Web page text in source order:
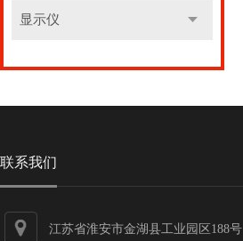
显示仪
联系我们
江苏省淮安市金湖县工业园区188号